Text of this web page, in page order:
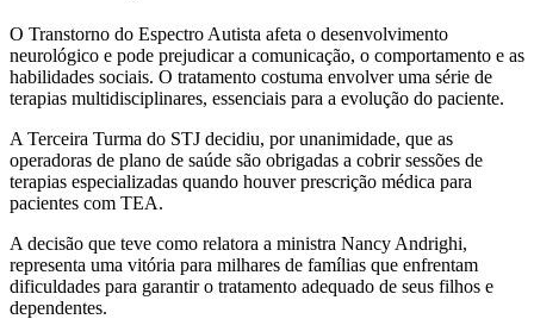
O Transtorno do Espectro Autista afeta o desenvolvimento
neurológico e pode prejudicar a comunicação, o comportamento e as
habilidades sociais. O tratamento costuma envolver uma série de
terapias multidisciplinares, essenciais para a evolução do paciente.
A Terceira Turma do STJ decidiu, por unanimidade, que as
operadoras de plano de saúde são obrigadas a cobrir sessões de
terapias especializadas quando houver prescrição médica para
pacientes com TEA.
A decisão que teve como relatora a ministra Nancy Andrighi,
representa uma vitória para milhares de famílias que enfrentam
dificuldades para garantir o tratamento adequado de seus filhos e
dependentes.